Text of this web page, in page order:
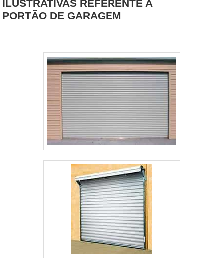
Esse tipo de produto é responsável por deixar os
ILUSTRATIVAS REFERENTE A
PORTÃO DE GARAGEM